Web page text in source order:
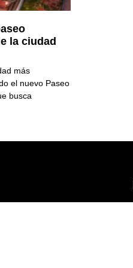
la ciudad
más
el nuevo Paseo
busca